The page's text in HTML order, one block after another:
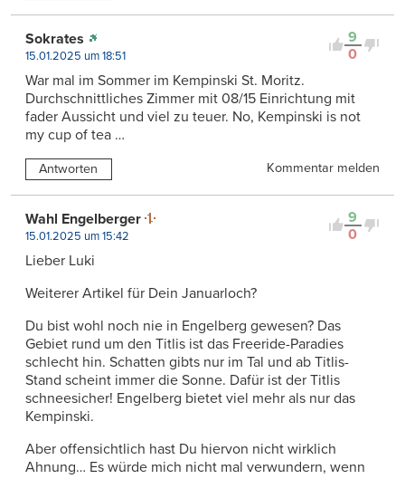
9
0
Sokrates
15.01.2025 um 18:51
War mal im Sommer im Kempinski St. Moritz.
Durchschnittliches Zimmer mit 08/15 Einrichtung mit
fader Aussicht und viel zu teuer. No, Kempinski is not
my cup of tea …
Antworten Kommentar melden
9
0
Wahl Engelberger
15.01.2025 um 15:42
Lieber Luki
Weiterer Artikel für Dein Januarloch?
Du bist wohl noch nie in Engelberg gewesen? Das
Gebiet rund um den Titlis ist das Freeride-Paradies
schlecht hin. Schatten gibts nur im Tal und ab Titlis-
Stand scheint immer die Sonne. Dafür ist der Titlis
schneesicher! Engelberg bietet viel mehr als nur das
Kempinski.
Aber offensichtlich hast Du hiervon nicht wirklich
Ahnung… Es würde mich nicht mal verwundern, wenn